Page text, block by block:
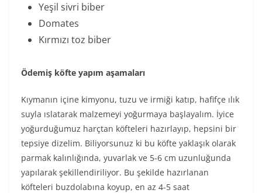
Yeşil sivri biber
Domates
Kırmızı toz biber
Ödemiş köfte yapım aşamaları
Kıymanın içine kimyonu, tuzu ve irmiği katıp, hafifçe ılık
suyla ıslatarak malzemeyi yoğurmaya başlayalım. İyice
yoğurduğumuz harçtan köfteleri hazırlayıp, hepsini bir
tepsiye dizelim. Biliyorsunuz ki bu köfte yaklaşık olarak
parmak kalınlığında, yuvarlak ve 5-6 cm uzunluğunda
yapılarak şekillendiriliyor. Bu şekilde hazırlanan
köfteleri buzdolabına koyup, en az 4-5 saat